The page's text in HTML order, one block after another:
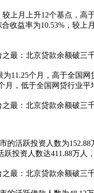
月上升12个基点，高
收益率为10.53%，较
个月，高于全国网
，低于全国网贷行业平
跃投资人数为152.88
投资人数达411.88万人，